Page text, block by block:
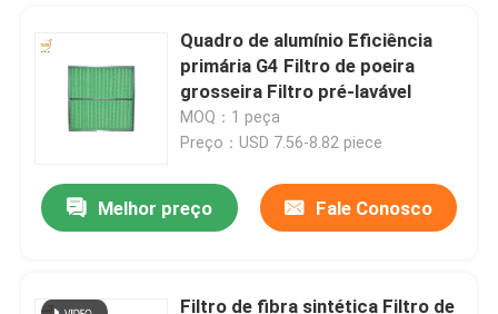
Produtos
Vídeos
Sobre nós
Quadro de alumínio Eficiência
primária G4 Filtro de poeira
grosseira Filtro pré-lavável
MOQ：1 peça
Preço：USD 7.56-8.82 piece
Melhor preço Fale Conosco
Filtro de fibra sintética Filtro de